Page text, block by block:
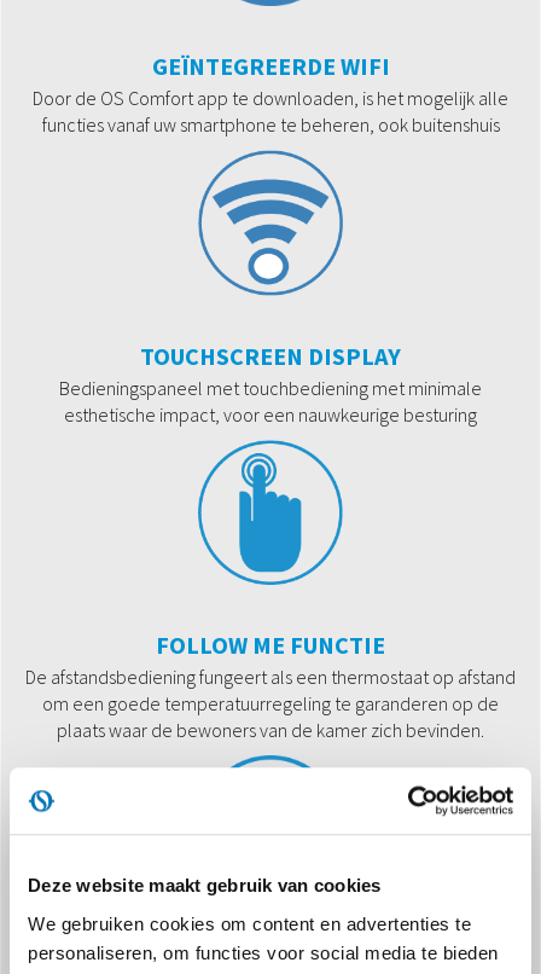
Deze website maakt gebruik van cookies
We gebruiken cookies om content en advertenties te
personaliseren, om functies voor social media te bieden
GEÏNTEGREERDE WIFI
Door de OS Comfort app te downloaden, is het mogelijk alle
functies vanaf uw smartphone te beheren, ook buitenshuis
TOUCHSCREEN DISPLAY
Bedieningspaneel met touchbediening met minimale
esthetische impact, voor een nauwkeurige besturing
FOLLOW ME FUNCTIE
De afstandsbediening fungeert als een thermostaat op afstand
om een goede temperatuurregeling te garanderen op de
plaats waar de bewoners van de kamer zich bevinden.
NATUURLIJK KOELMIDDEL